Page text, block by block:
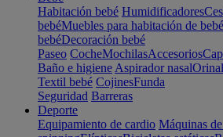
Habitación bebé Humidificadores
bebéMuebles para habitación de bebé
bebéDecoración bebé
Paseo CocheMochilasAccesorios
Baño e higiene Aspirador nasal
Textil bebé CojinesFunda
Seguridad Barreras
Deporte
Equipamiento de cardio Máquinas